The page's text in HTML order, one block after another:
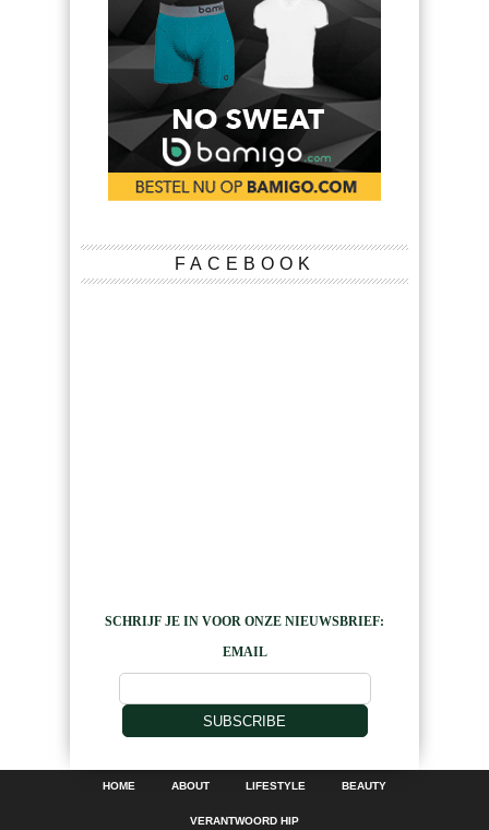
FACEBOOK
SCHRIJF JE IN VOOR ONZE NIEUWSBRIEF:
EMAIL
SUBSCRIBE
HOME ABOUT LIFESTYLE BEAUTY
VERANTWOORD HIP